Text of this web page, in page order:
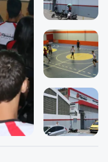
Imagem 2
Imagem 3